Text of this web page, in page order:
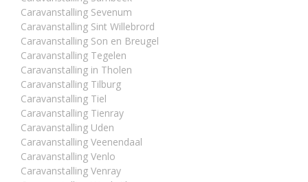
Caravanstalling Sevenum
Caravanstalling Sint Willebrord
Caravanstalling Son en Breugel
Caravanstalling Tegelen
Caravanstalling in Tholen
Caravanstalling Tilburg
Caravanstalling Tiel
Caravanstalling Tienray
Caravanstalling Uden
Caravanstalling Veenendaal
Caravanstalling Venlo
Caravanstalling Venray